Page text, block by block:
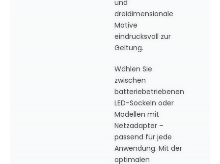
und
dreidimensionale
Motive
eindrucksvoll zur
Geltung.
Wählen Sie
zwischen
batteriebetriebenen
LED-Sockeln oder
Modellen mit
Netzadapter –
passend für jede
Anwendung. Mit der
optimalen